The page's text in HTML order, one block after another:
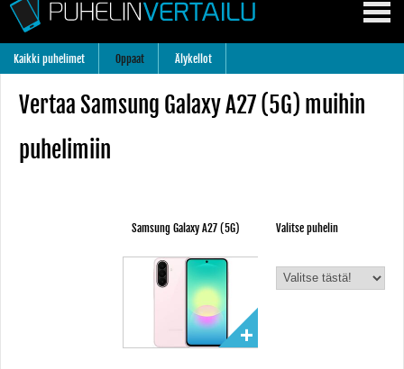
Kaikki puhelimet Oppaat Älykellot
Vertaa Samsung Galaxy A27 (5G) muihin
puhelimiin
Samsung Galaxy A27 (5G) Valitse puhelin